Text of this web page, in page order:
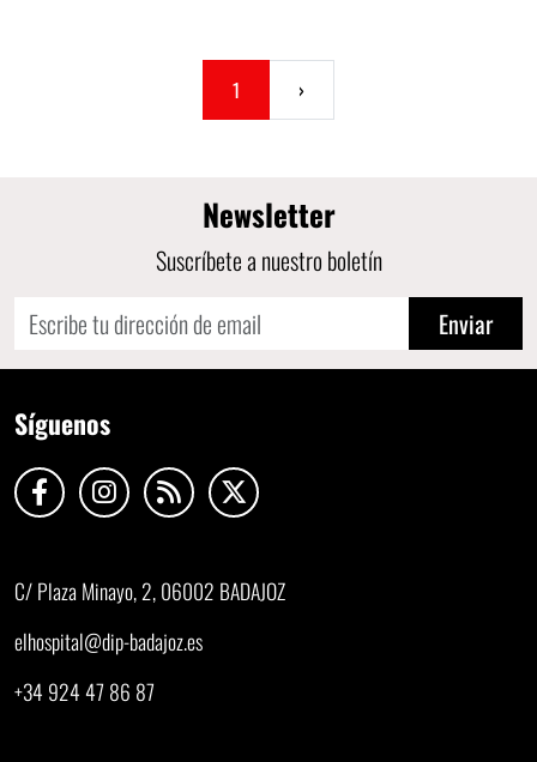
1 ›
Newsletter
Suscríbete a nuestro boletín
Enviar
Síguenos
C/ Plaza Minayo, 2, 06002 BADAJOZ
elhospital@dip-badajoz.es
+34 924 47 86 87